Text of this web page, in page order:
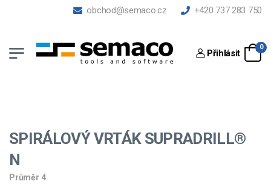
obchod@semaco.cz +420 737 283 750
Přihlásit
0
SPIRÁLOVÝ VRTÁK SUPRADRILL®
N
Průměr 4